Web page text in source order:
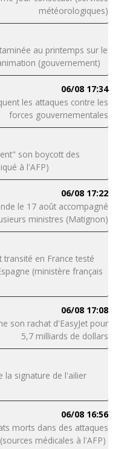
météorologiques)
au printemps sur le
(gouvernement)
06/08 17:34
les attaques contre les
forces gouvernementales
son boycott des
à l'AFP)
06/08 17:22
le 17 août accompagné
ministres (Matignon)
transité en France testé
(ministère français
06/08 17:08
son rachat d'EasyJet pour
5,7 milliards de dollars
la signature de l'ailier
06/08 16:56
morts dans des attaques
médicales à l'AFP)